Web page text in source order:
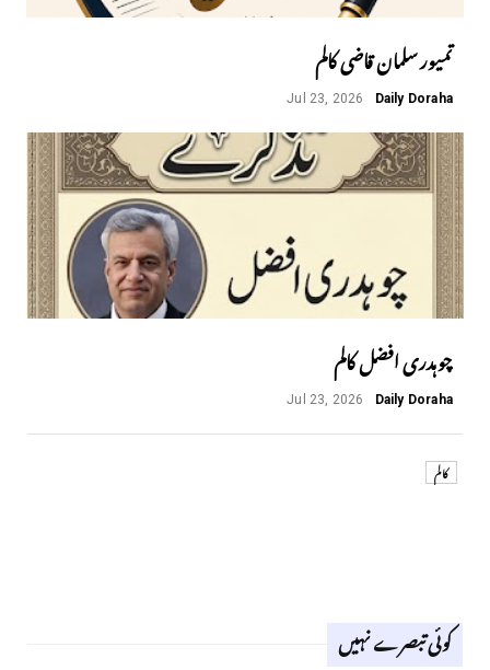
تمیور سلمان قاضی کالم
Daily Doraha
Jul 23, 2026
چوہدری افضل کالم
Daily Doraha
Jul 23, 2026
کالم
کوئی تبصرے نہیں